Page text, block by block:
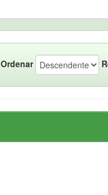
Ordenar